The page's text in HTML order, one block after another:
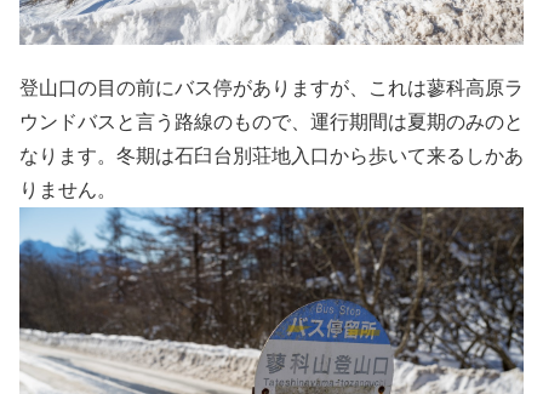
登山口の目の前にバス停がありますが、これは蓼科高原ラ
ウンドバスと言う路線のもので、運行期間は夏期のみのと
なります。冬期は石臼台別荘地入口から歩いて来るしかあ
りません。